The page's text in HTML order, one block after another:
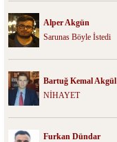
Alper Akgün
Sarunas Böyle İstedi
Bartuğ Kemal Akgül
NİHAYET
Furkan Dündar